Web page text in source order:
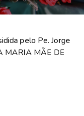
pelo Pe. Jorge
MARIA MÃE DE